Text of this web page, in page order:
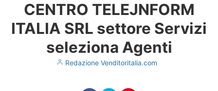
Categoria
Posizione
CENTRO TELEJNFORM
ITALIA SRL settore Servizi
seleziona Agenti
Redazione Venditoritalia.com